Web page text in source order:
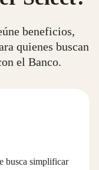
beneficios,
quienes buscan
el Banco.
busca simplificar